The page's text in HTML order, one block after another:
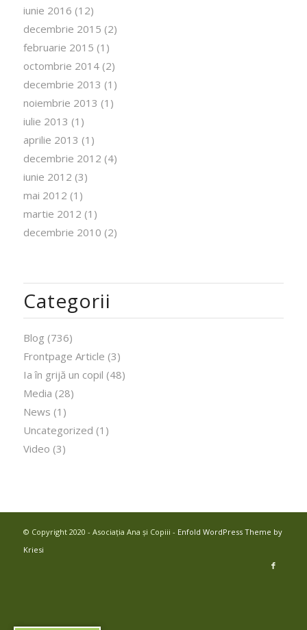
iunie 2016 (12)
decembrie 2015 (2)
februarie 2015 (1)
octombrie 2014(2)
decembrie 2013 (1)
noiembrie 2013 (1)
iulie 2013 (1)
aprilie 2013 (1)
decembrie 2012 (4)
iunie 2012 (3)
mai 2012 (1)
martie 2012 (1)
decembrie 2010 (2)
Categorii
Blog (736)
Frontpage Article (3)
Ia în grijă un copil (48)
Media (28)
News (1)
Uncategorized (1)
Video (3)
© Copyright 2020 - Asociația Ana și Copiii - Enfold WordPress Theme by
Kriesi